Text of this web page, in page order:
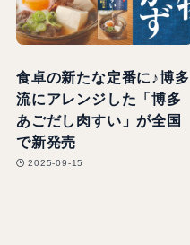
食卓の新たな定番に♪博多
流にアレンジした「博多
あごだし肉すい」が全国
で新発売
2025-09-15